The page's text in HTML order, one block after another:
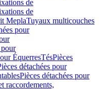
de
de
MeplaTuyaux multicouches
pour
pour
ÉquerresTésPièces
détachées pour
Pièces détachées pour
raccordements,